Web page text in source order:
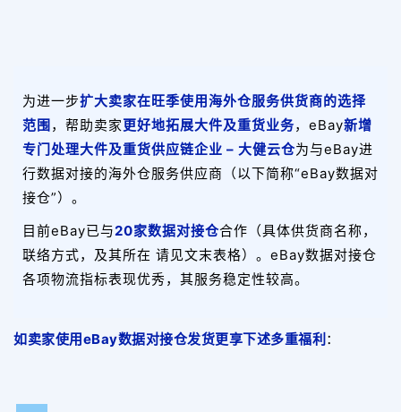
为进一步扩大卖家在旺季使用海外仓服务供货商的选择
范围，帮助卖家更好地拓展大件及重货业务，eBay新增
专门处理大件及重货供应链企业 – 大健云仓为与eBay进
行数据对接的海外仓服务供应商（以下简称“eBay数据对
接仓”）。
目前eBay已与20家数据对接仓合作（具体供货商名称，
联络方式，及其所在 请见文末表格）。eBay数据对接仓
各项物流指标表现优秀，其服务稳定性较高。
如卖家使用eBay数据对接仓发货更享下述多重福利 ：